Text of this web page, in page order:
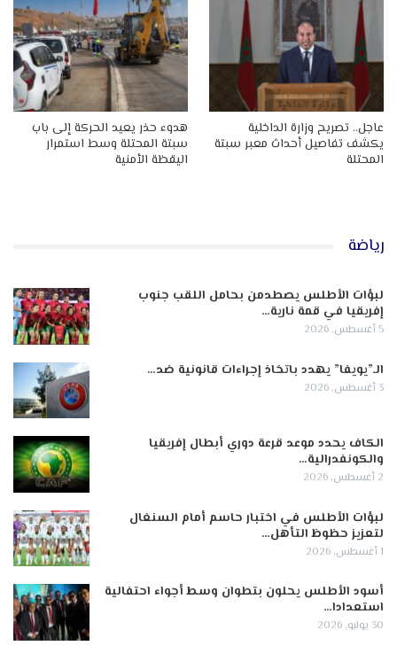
عاجل.. تصريح وزارة الداخلية
يكشف تفاصيل أحداث معبر سبتة
المحتلة
هدوء حذر يعيد الحركة إلى باب
سبتة المحتلة وسط استمرار
اليقظة الأمنية
رياضة
لبؤات الأطلس يصطدمن بحامل اللقب جنوب
إفريقيا في قمة نارية…
5 أغسطس, 2026
الـ”يويفا” يهدد باتخاذ إجراءات قانونية ضد…
3 أغسطس, 2026
الكاف يحدد موعد قرعة دوري أبطال إفريقيا
والكونفدرالية…
2 أغسطس, 2026
لبؤات الأطلس في اختبار حاسم أمام السنغال
لتعزيز حظوظ التأهل…
1 أغسطس, 2026
أسود الأطلس يحلون بتطوان وسط أجواء احتفالية
استعدادا…
30 يوليو, 2026